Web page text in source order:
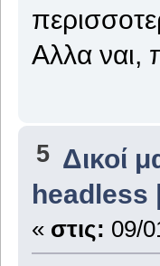
Αλλα ναι,
5 Δικοί
headless
« στις: 09/